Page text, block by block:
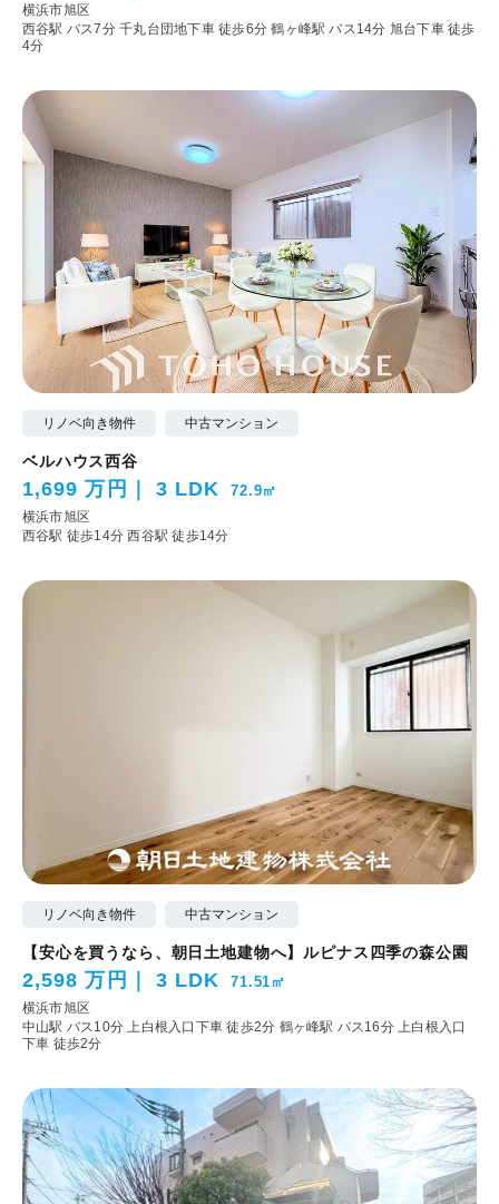
横浜市旭区
西谷駅 バス7分 千丸台団地下車 徒歩6分鶴ヶ峰駅 バス14分 旭台下車 徒歩
4分
リノベ向き物件 中古マンション
ベルハウス西谷
1,699 万円 3 LDK 72.9㎡
横浜市旭区
西谷駅 徒歩14分西谷駅 徒歩14分
リノベ向き物件 中古マンション
【安心を買うなら、朝日土地建物へ】ルピナス四季の森公園
2,598 万円 3 LDK 71.51㎡
横浜市旭区
中山駅 バス10分 上白根入口下車 徒歩2分 鶴ヶ峰駅 バス16分 上白根入口
下車 徒歩2分